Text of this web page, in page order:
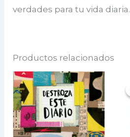
verdades para tu vida diaria.
Productos relacionados